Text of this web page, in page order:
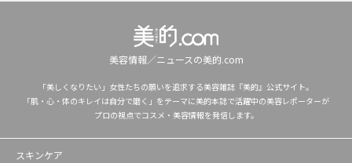
美容情報／ニュースの美的.com
「美しくなりたい」女性たちの願いを追求する美容雑誌『美的』公式サイト。
「肌・心・体のキレイは自分で磨く」をテーマに美的本誌で活躍中の美容レポーターが
プロの視点でコスメ・美容情報を発信します。
スキンケア